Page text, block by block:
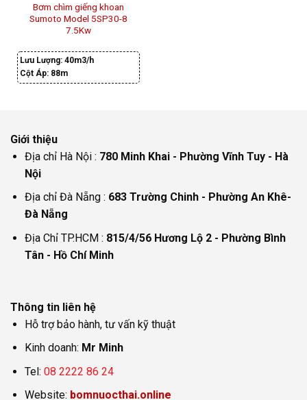
Bơm chìm giếng khoan
Sumoto Model 5SP30-8
7.5Kw
Lưu Lượng:40m3/h
Cột Áp: 88m
Giới thiệu
Địa chỉ Hà Nội : 780 Minh Khai - Phường Vĩnh Tuy - Hà
Nội
Địa chỉ Đà Nẵng : 683 Trường Chinh - Phường An Khê-
Đà Nẵng
Địa Chỉ TP.HCM : 815/4/56 Hương Lộ 2 - Phường Bình
Tân - Hồ Chí Minh
Thông tin liên hệ
Hỗ trợ bảo hành, tư vấn kỹ thuật
Kinh doanh: Mr Minh
Tel: 08 2222 86 24
Website: bomnuocthai.online